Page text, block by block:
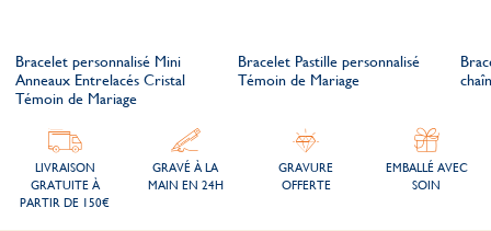
Bracelet personnalisé Mini
Anneaux Entrelacés Cristal
Témoin de Mariage
Bracelet Pastille personnalisé
Témoin de Mariage
LIVRAISON
GRATUITE À
PARTIR DE 150€
GRAVÉ À LA
MAIN EN 24H
GRAVURE
OFFERTE
EMBALLÉ AVEC
SOIN